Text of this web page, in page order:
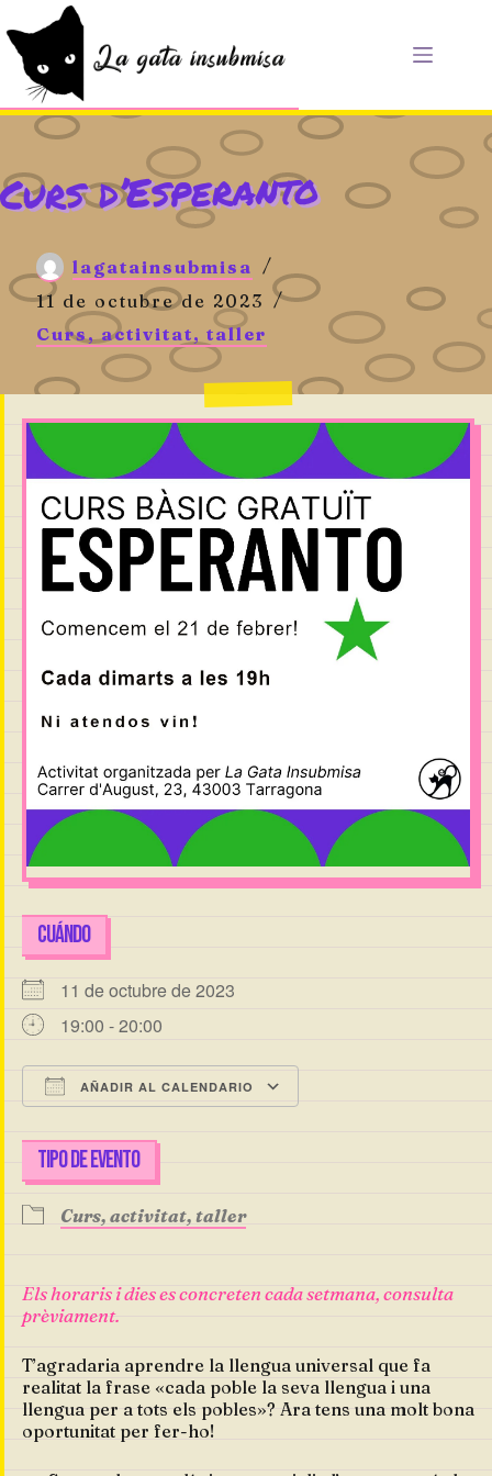
al
contenido
Curs d’Esperanto
lagatainsubmisa
11 de octubre de 2023
Curs, activitat, taller
CUÁNDO
11 de octubre de 2023
19:00 - 20:00
AÑADIR AL CALENDARIO
TIPO DE EVENTO
Curs, activitat, taller
Els horaris i dies es concreten cada setmana, consulta
prèviament.
T’agradaria aprendre la llengua universal que fa
realitat la frase «cada poble la seva llengua i una
llengua per a tots els pobles»? Ara tens una molt bona
oportunitat per fer-ho!